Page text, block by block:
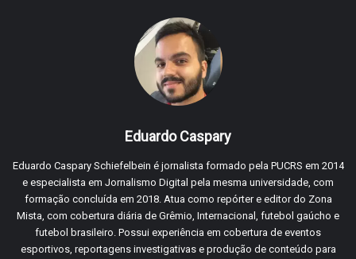
Eduardo Caspary
Eduardo Caspary Schiefelbein é jornalista formado pela PUCRS em 2014
e especialista em Jornalismo Digital pela mesma universidade, com
formação concluída em 2018. Atua como repórter e editor do Zona
Mista, com cobertura diária de Grêmio, Internacional, futebol gaúcho e
futebol brasileiro. Possui experiência em cobertura de eventos
esportivos, reportagens investigativas e produção de conteúdo para